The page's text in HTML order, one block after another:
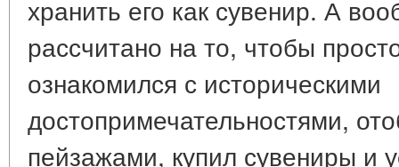
хранить его как сувенир. А
рассчитано на то, чтобы
ознакомился с историческими
достопримечательностями,
пейзажами, купил сувениры и